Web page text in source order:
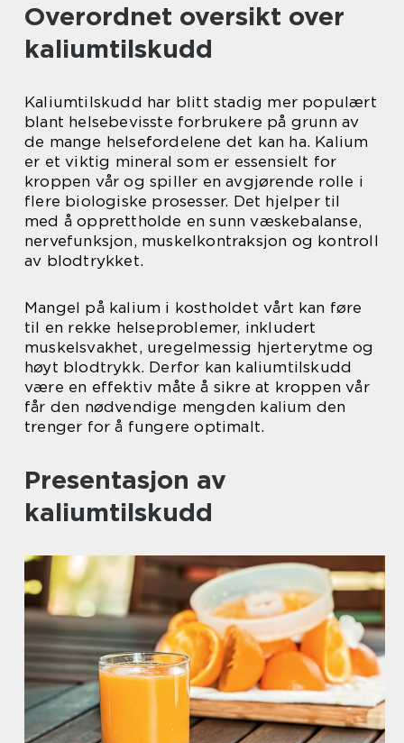
Overordnet oversikt over
kaliumtilskudd
Kaliumtilskudd har blitt stadig mer populært
blant helsebevisste forbrukere på grunn av
de mange helsefordelene det kan ha. Kalium
er et viktig mineral som er essensielt for
kroppen vår og spiller en avgjørende rolle i
flere biologiske prosesser. Det hjelper til
med å opprettholde en sunn væskebalanse,
nervefunksjon, muskelkontraksjon og kontroll
av blodtrykket.
Mangel på kalium i kostholdet vårt kan føre
til en rekke helseproblemer, inkludert
muskelsvakhet, uregelmessig hjerterytme og
høyt blodtrykk. Derfor kan kaliumtilskudd
være en effektiv måte å sikre at kroppen vår
får den nødvendige mengden kalium den
trenger for å fungere optimalt.
Presentasjon av
kaliumtilskudd